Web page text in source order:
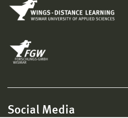
Social Media